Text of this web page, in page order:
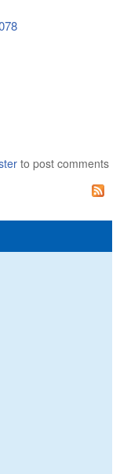
to post comments